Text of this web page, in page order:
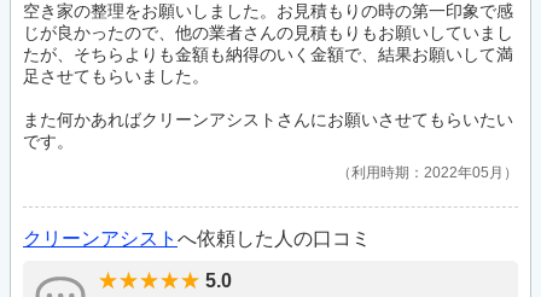
空き家の整理をお願いしました。お見積もりの時の第一印象で感
じが良かったので、他の業者さんの見積もりもお願いしていまし
たが、そちらよりも金額も納得のいく金額で、結果お願いして満
足させてもらいました。
また何かあればクリーンアシストさんにお願いさせてもらいたい
です。
利用時期：2022年05月
クリーンアシスト へ依頼した人の口コミ
5.0